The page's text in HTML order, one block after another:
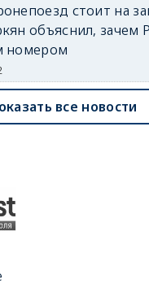
стоит на
объяснил, зачем
номером
все новости